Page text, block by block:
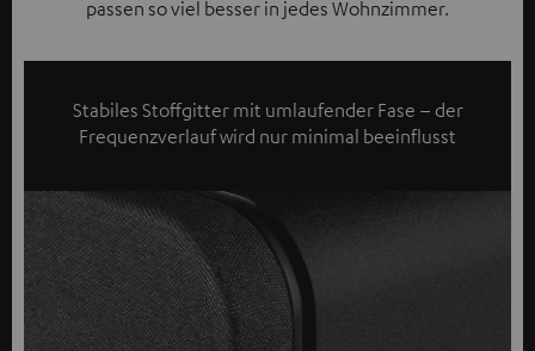
passen so viel besser in jedes Wohnzimmer.
Stabiles Stoffgitter mit umlaufender Fase – der
Frequenzverlauf wird nur minimal beeinflusst